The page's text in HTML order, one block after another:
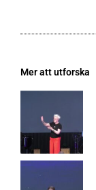
Mer att utforska